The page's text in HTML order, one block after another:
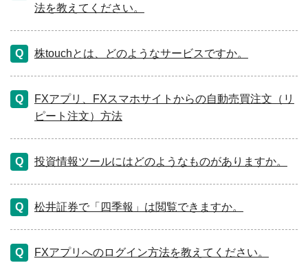
法を教えてください。
株touchとは、どのようなサービスですか。
FXアプリ、FXスマホサイトからの自動売買注文（リ
ピート注文）方法
投資情報ツールにはどのようなものがありますか。
松井証券で「四季報」は閲覧できますか。
FXアプリへのログイン方法を教えてください。